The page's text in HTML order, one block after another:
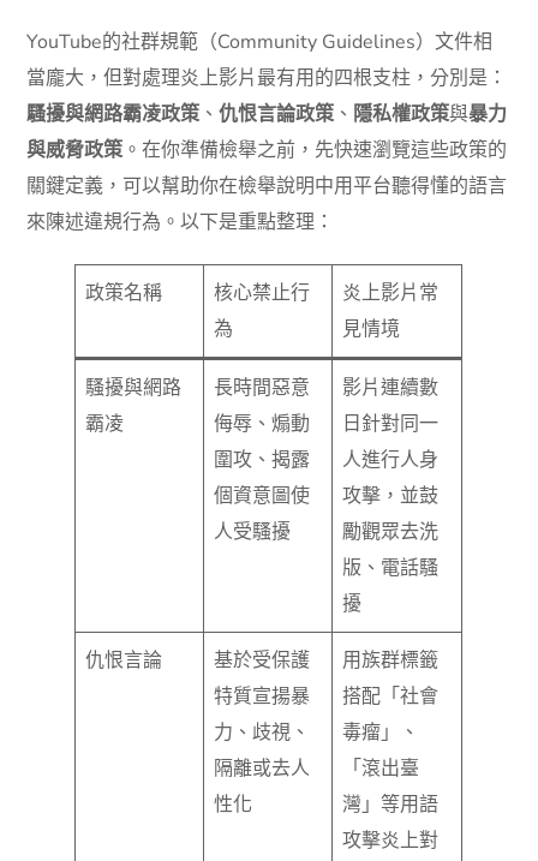
YouTube的社群規範（Community Guidelines）文件相
當龐大，但對處理炎上影片最有用的四根支柱，分別是：
騷擾與網路霸凌政策 、仇恨言論政策 、 隱私權政策與暴力
與威脅政策 。在你準備檢舉之前，先快速瀏覽這些政策的
關鍵定義，可以幫助你在檢舉說明中用平台聽得懂的語言
來陳述違規行為。以下是重點整理：
政策名稱
核心禁止行
為
炎上影片常
見情境
騷擾與網路
霸凌
長時間惡意
侮辱、煽動
圍攻、揭露
個資意圖使
人受騷擾
影片連續數
日針對同一
人進行人身
攻擊，並鼓
勵觀眾去洗
版、電話騷
擾
仇恨言論
基於受保護
特質宣揚暴
力、歧視、
隔離或去人
性化
用族群標籤
搭配「社會
毒瘤」、
「滾出臺
灣」等用語
攻擊炎上對